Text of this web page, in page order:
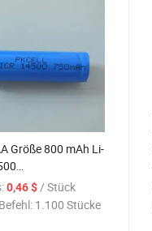
Größe 800 mAh Li-
Batterie mit
0,46 $/ Stück
1.100 Stücke